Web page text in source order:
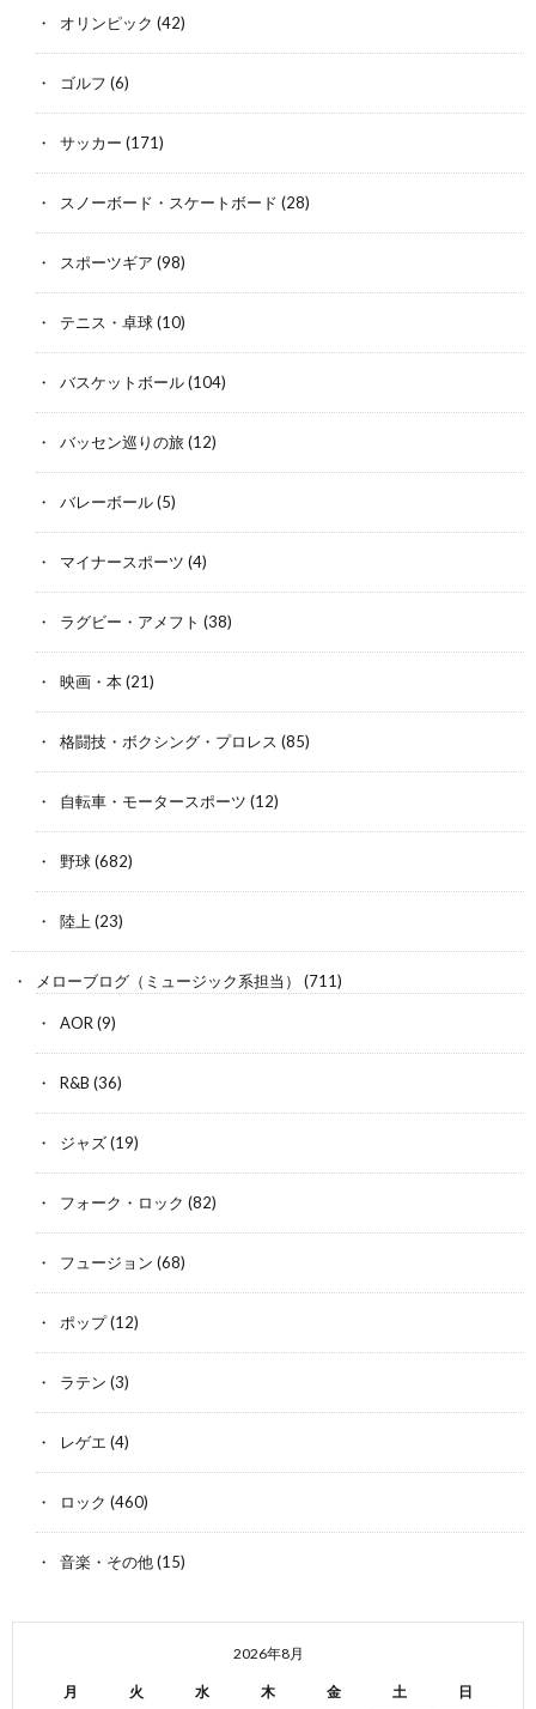
オリンピック (42)
ゴルフ (6)
サッカー (171)
スノーボード・スケートボード (28)
スポーツギア (98)
テニス・卓球(10)
バスケットボール(104)
バッセン巡りの旅(12)
バレーボール(5)
マイナースポーツ (4)
ラグビー・アメフト (38)
映画・本(21)
格闘技・ボクシング・プロレス (85)
自転車・モータースポーツ (12)
野球(682)
陸上 (23)
メローブログ（ミュージック系担当） (711)
AOR (9)
R&B (36)
ジャズ(19)
フォーク・ロック (82)
フュージョン (68)
ポップ(12)
ラテン (3)
レゲエ (4)
ロック (460)
音楽・その他(15)
2026年8月
月 火 水 木 金 土 日